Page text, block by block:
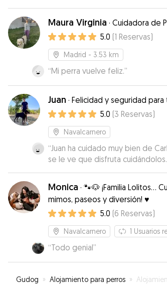
ganándose su confianza; nos ha
con fotos y vídeos cada día.
donde los perros pueden pasear
sido la primera vez cuidando a
será la última. Muchas gracias Lidia!!!
Maura Virginia · Cuidadora de
5.0 (1 Reservas)
Madrid - 3.53 km
“Mi perra vuelve feliz.”
Juan · Felicidad y seguridad
5.0 (3 Reservas)
Navalcarnero
“Juan ha cuidado muy bien de
se le ve que disfruta
dejarle otra vez si lo necesito.”
Monica · 🐾🐶 ¡Familia Lolitos...
mimos, paseos y diversión! ♥️
5.0 (6 Reservas)
Navalcarnero 1 Usuarios
“Todo genial”
Gudog » Alojamiento para perros » Alojamiento